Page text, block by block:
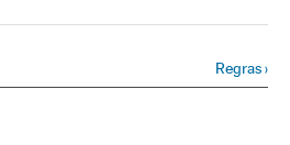
en Twitteren Instagram
Brasil en Facebook
Regras›